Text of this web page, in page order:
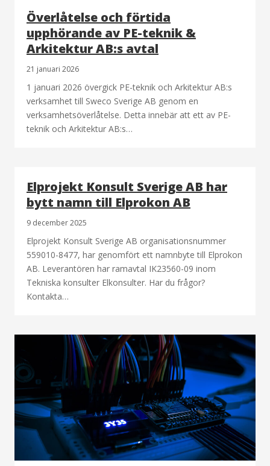
Överlåtelse och förtida
upphörande av PE-teknik &
Arkitektur AB:s avtal
21 januari 2026
1 januari 2026 övergick PE-teknik och Arkitektur AB:s
verksamhet till Sweco Sverige AB genom en
verksamhetsöverlåtelse. Detta innebär att ett av PE-
teknik och Arkitektur AB:s…
Elprojekt Konsult Sverige AB har
bytt namn till Elprokon AB
9 december 2025
Elprojekt Konsult Sverige AB organisationsnummer
559010-8477, har genomfört ett namnbyte till Elprokon
AB. Leverantören har ramavtal IK23560-09 inom
Tekniska konsulter Elkonsulter. Har du frågor?
Kontakta…